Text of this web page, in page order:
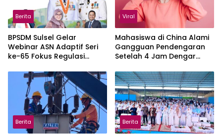
Berita
BPSDM Sulsel Gelar
Webinar ASN Adaptif Seri
ke-65 Fokus Regulasi
Viral
Mahasiswa di China Alami
Gangguan Pendengaran
Setelah 4 Jam Dengar
Berita Berita